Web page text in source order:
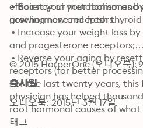
efficiency of your hormones
new hormone receptors.
• Boost your metabolism and
growing new and fresh
• Increase your weight loss
and progesterone receptors;
• Reverse your aging by
receptors (for better
For the last twenty years,
physician has helped
root hormonal causes of
excess weight, lack of energy,
© 2015 HarperOne (오디오북):
출시일
오디오북: 2015년 3월 17일
태그